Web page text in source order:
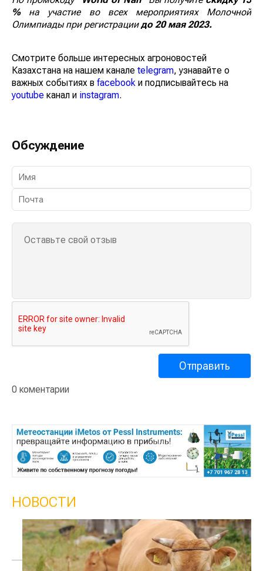
%на участие во всех мероприятиях Молочной
Олимпиады при регистрациидо 20 мая 2023.
Смотрите больше интересных агроновостей
Казахстана на нашем канале telegram, узнавайте о
важных событиях в facebook и подписывайтесь на
youtube канал и instagram.
Обсуждение
0 коментарии
НОВОСТИ